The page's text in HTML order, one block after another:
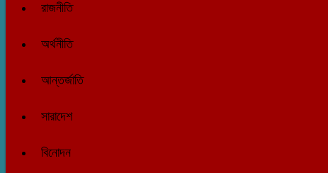
রাজনীতি
অর্থনীতি
আন্তর্জাতি
সারাদেশ
বিনোদন